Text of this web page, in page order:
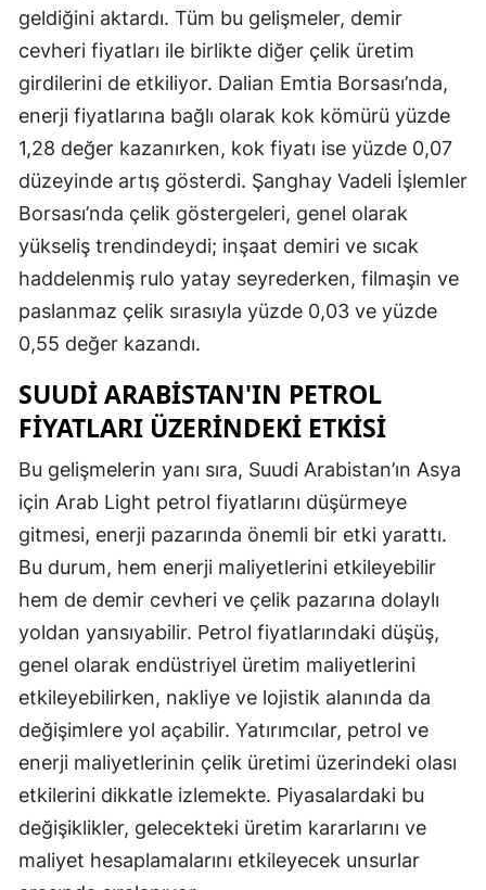
geldiğini aktardı. Tüm bu gelişmeler, demir
cevheri fiyatları ile birlikte diğer çelik üretim
girdilerini de etkiliyor. Dalian Emtia Borsası’nda,
enerji fiyatlarına bağlı olarak kok kömürü yüzde
1,28 değer kazanırken, kok fiyatı ise yüzde 0,07
düzeyinde artış gösterdi. Şanghay Vadeli İşlemler
Borsası’nda çelik göstergeleri, genel olarak
yükseliş trendindeydi; inşaat demiri ve sıcak
haddelenmiş rulo yatay seyrederken, filmaşin ve
paslanmaz çelik sırasıyla yüzde 0,03 ve yüzde
0,55 değer kazandı.
SUUDI ARABISTAN'IN PETROL
FIYATLARI ÜZERINDEKI ETKISI
Bu gelişmelerin yanı sıra, Suudi Arabistan’ın Asya
için Arab Light petrol fiyatlarını düşürmeye
gitmesi, enerji pazarında önemli bir etki yarattı.
Bu durum, hem enerji maliyetlerini etkileyebilir
hem de demir cevheri ve çelik pazarına dolaylı
yoldan yansıyabilir. Petrol fiyatlarındaki düşüş,
genel olarak endüstriyel üretim maliyetlerini
etkileyebilirken, nakliye ve lojistik alanında da
değişimlere yol açabilir. Yatırımcılar, petrol ve
enerji maliyetlerinin çelik üretimi üzerindeki olası
etkilerini dikkatle izlemekte. Piyasalardaki bu
değişiklikler, gelecekteki üretim kararlarını ve
maliyet hesaplamalarını etkileyecek unsurlar